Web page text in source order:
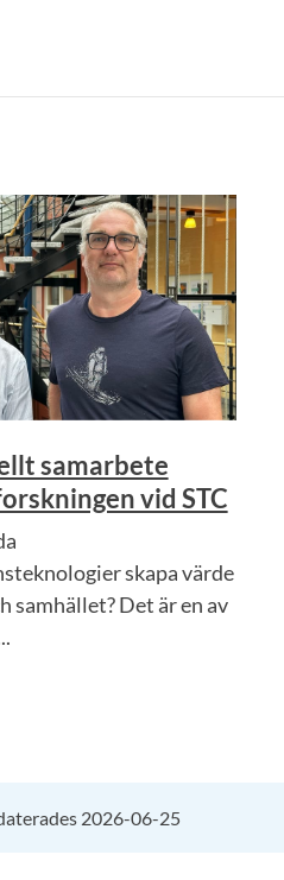
samarbete
vid STC
skapa värde
samhället? Det är en av
2026-06-25